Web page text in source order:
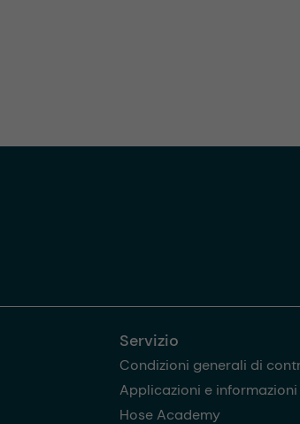
Servizio
Condizioni generali di
Applicazioni e
Hose Academy